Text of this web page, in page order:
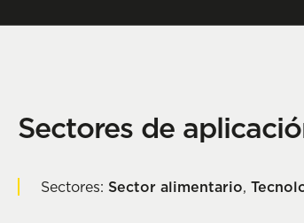
Sectores de
Sectores: Sector alimentario,